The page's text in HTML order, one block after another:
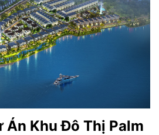
Án Khu Đô Thị Palm